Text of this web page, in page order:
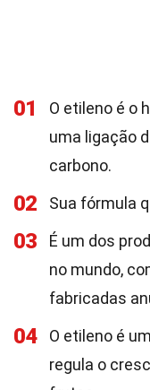
01
O etileno é o
uma ligação
carbono.
02 Sua fórmula
03
É um dos
no mundo,
fabricadas
04
O etileno é
regula o